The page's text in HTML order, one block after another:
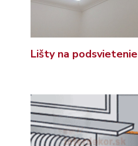
Lišty na podsvietenie